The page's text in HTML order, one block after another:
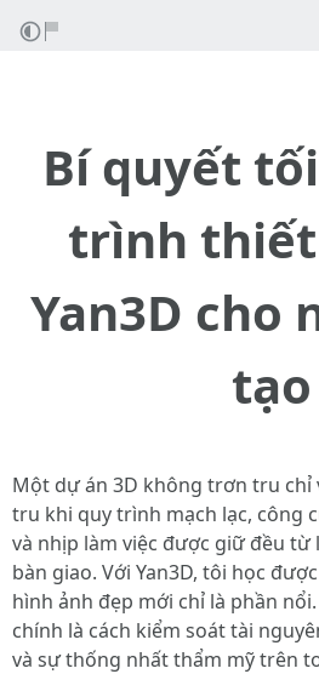
Bí quyết
trình
Yan3D cho
tạo
Một dự án 3D không trơn tru chỉ
tru khi quy trình mạch lạc, công
và nhịp làm việc được giữ đều từ
bàn giao. Với Yan3D, tôi học
hình ảnh đẹp mới chỉ là phần
chính là cách kiểm soát tài
và sự thống nhất thẩm mỹ trên